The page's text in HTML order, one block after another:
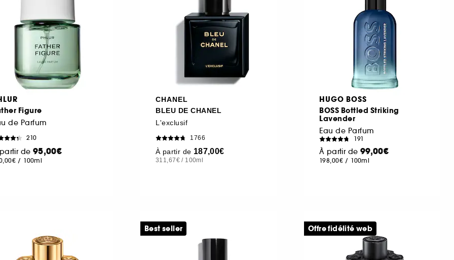
Figure
de Parfum
210
de 95,00€
/ 100ml
CHANEL
BLEU DE CHANEL
L'exclusif
1766
À partir de 187,00€
311,67€ / 100ml
HUGO BOSS
BOSS Bottled Striking
Lavender
Eau de Parfum
191
À partir de 99,00€
198,00€ / 100ml
Best seller Offre fidélité web